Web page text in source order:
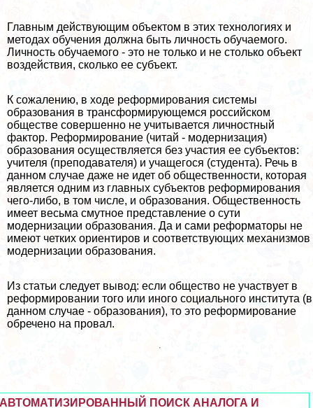
Главным действующим объектом в этих технологиях и
методах обучения должна быть личность обучаемого.
Личность обучаемого - это не только и не столько объект
воздействия, сколько ее субъект.
К сожалению, в ходе реформирования системы
образования в трaнcформирующемся российском
обществе совершенно не учитывается личностный
фактор. Реформирование (читай - модернизация)
образования осуществляется без участия ее субъектов:
учителя (преподавателя) и учащегося (студента). Речь в
данном случае даже не идет об общественности, которая
является одним из главных субъектов реформирования
чего-либо, в том числе, и образования. Общественность
имеет весьма смутное представление о сути
модернизации образования. Да и сами реформаторы не
имеют четких ориентиров и соответствующих механизмов
модернизации образования.
Из статьи следует вывод: если общество не участвует в
реформировании того или иного социального института (в
данном случае - образования), то это реформирование
обречено на провал.
АВТОМАТИЗИРОВАННЫЙ ПОИСК АНАЛОГА И